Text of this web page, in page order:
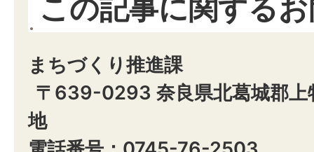
この記事に関する
まちづくり推進課
〒639-0293 奈良県北葛城郡
地